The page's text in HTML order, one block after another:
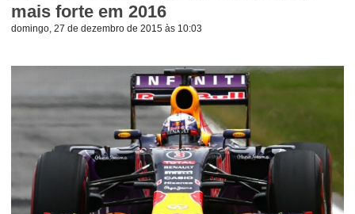
mais forte em 2016
domingo, 27 de dezembro de 2015 às 10:03